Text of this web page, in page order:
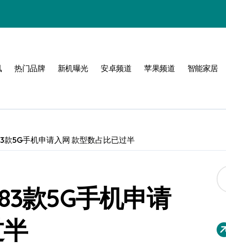
能
热门品牌 新机曝光 安卓频道 苹果频道 智能家居
款5G手机申请入网 款型数占比已过半
款5G手机申请
搜
索
：